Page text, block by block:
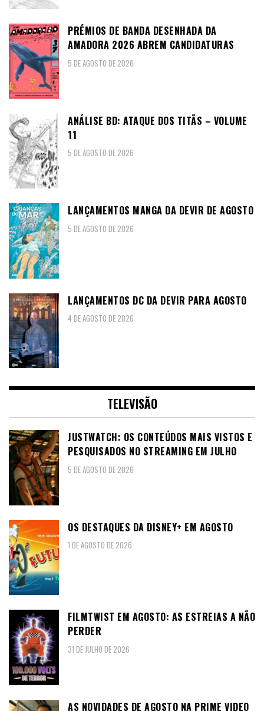
PRÉMIOS DE BANDA DESENHADA DA
AMADORA 2026 ABREM CANDIDATURAS
5 DE AGOSTO DE 2026
ANÁLISE BD: ATAQUE DOS TITÃS – VOLUME
11
5 DE AGOSTO DE 2026
LANÇAMENTOS MANGA DA DEVIR DE AGOSTO
5 DE AGOSTO DE 2026
LANÇAMENTOS DC DA DEVIR PARA AGOSTO
4 DE AGOSTO DE 2026
TELEVISÃO
JUSTWATCH: OS CONTEÚDOS MAIS VISTOS E
PESQUISADOS NO STREAMING EM JULHO
5 DE AGOSTO DE 2026
OS DESTAQUES DA DISNEY+ EM AGOSTO
1 DE AGOSTO DE 2026
FILMTWIST EM AGOSTO: AS ESTREIAS A NÃO
PERDER
31 DE JULHO DE 2026
AS NOVIDADES DE AGOSTO NA PRIME VIDEO